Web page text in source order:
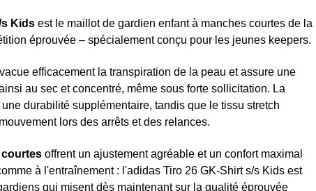
s Kids est le maillot de gardien enfant à manches courtes de la
éprouvée – spécialement conçu pour les jeunes keepers.
efficacement la transpiration de la peau et assure une
au sec et concentré, même sous forte sollicitation. La
une durabilité supplémentaire, tandis que le tissu stretch
lors des arrêts et des relances.
offrent un ajustement agréable et un confort maximal
à l'entraînement : l'adidas Tiro 26 GK-Shirt s/s Kids est
qui misent dès maintenant sur la qualité éprouvée